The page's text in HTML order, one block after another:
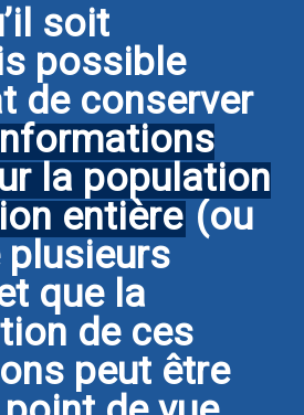
soit
possible
de conserver
la population
entière (ou
plusieurs
que la
de ces
peut être